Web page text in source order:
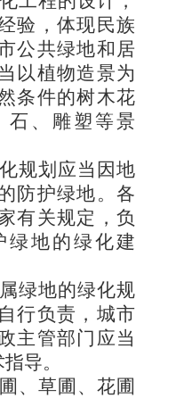
验，体现民族
公共绿地和居
以植物造景为
条件的树木花
石、雕塑等景
规划应当因地
防护绿地。各
有关规定，负
绿地的绿化建
绿地的绿化规
行负责，城市
主管部门应当
导。
、草圃、花圃